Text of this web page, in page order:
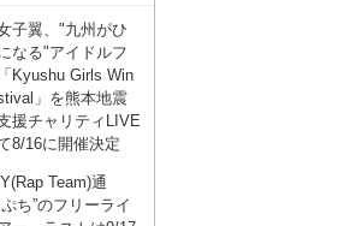
洋楽
ズニー
子翼、"九州がひ
なる"アイドルフ
Kyushu Girls Win
」を熊本地震
援チャリティLIVE
8/16に開催決定
Team)通
ち”のフリーライ